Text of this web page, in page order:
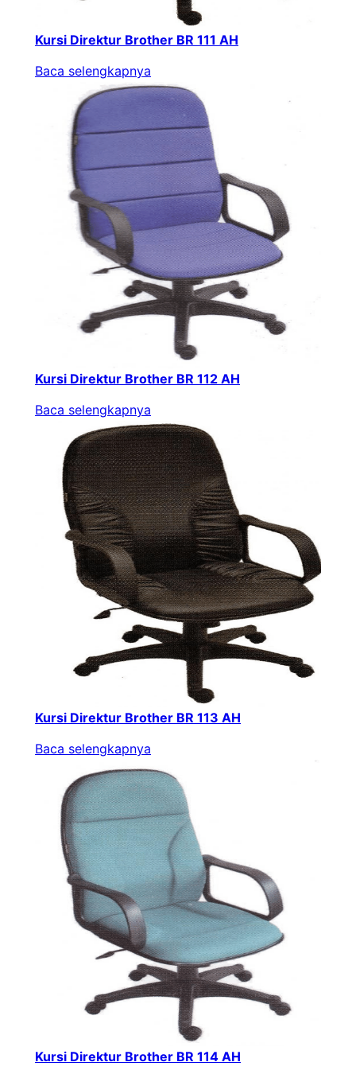
Kursi Direktur Brother BR 111 AH
Baca selengkapnya
Kursi Direktur Brother BR 112 AH
Baca selengkapnya
Kursi Direktur Brother BR 113 AH
Baca selengkapnya
Kursi Direktur Brother BR 114 AH